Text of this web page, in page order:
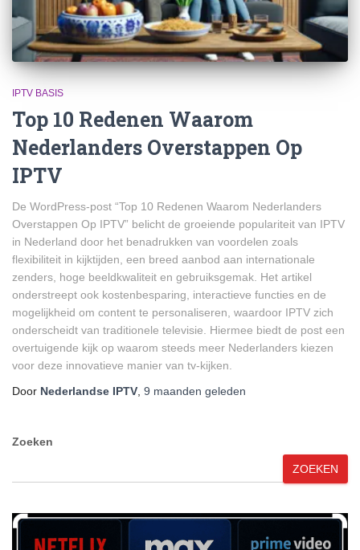
IPTV BASIS
Top 10 Redenen Waarom
Nederlanders Overstappen Op
IPTV
De WordPress-post “Top 10 Redenen Waarom Nederlanders
Overstappen Op IPTV” belicht de groeiende populariteit van IPTV
in Nederland door het benadrukken van voordelen zoals
flexibiliteit in kijktijden, een breed aanbod aan internationale
zenders, hoge beeldkwaliteit en gebruiksgemak. Het artikel
onderstreept ook kostenbesparing, interactieve functies en de
mogelijkheid om content te personaliseren, waardoor IPTV zich
onderscheidt van traditionele televisie. Hiermee biedt de post een
overtuigende kijk op waarom steeds meer Nederlanders kiezen
voor deze innovatieve manier van tv-kijken.
Door Nederlandse IPTV 9 maanden geleden
Zoeken
ZOEKEN